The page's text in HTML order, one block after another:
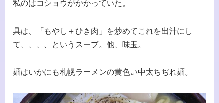
私のはコショウがかかっていた。
具は、「もやし＋ひき肉」を炒めてこれを出汁にし
て、、、、というスープ。他、味玉。
麺はいかにも札幌ラーメンの黄色い中太ちぢれ麺。